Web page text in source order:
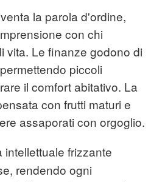
la parola d'ordine,
con chi
vita. Le finanze godono di
piccoli
il comfort abitativo. La
con frutti maturi e
assaporati con orgoglio.
intellettuale frizzante
rendendo ogni